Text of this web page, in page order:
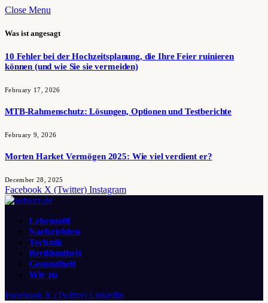
Close Menu
Was ist angesagt
10 Fehler bei der Hochzeitsplanung, die Ihre Feier ruinieren
können (und wie Sie sie vermeiden)
February 17, 2026
MTB-Rahmenschutz: Lösungen, Optionen und Testberichte
February 9, 2026
Morten Harket Vermögen 2025: Wie viel verdient er?
December 28, 2025
Facebook X (Twitter) Instagram
Lebensstil
Nachrichten
Technik
Berühmtheit
Gesundheit
Wie zu
Facebook X (Twitter) LinkedIn